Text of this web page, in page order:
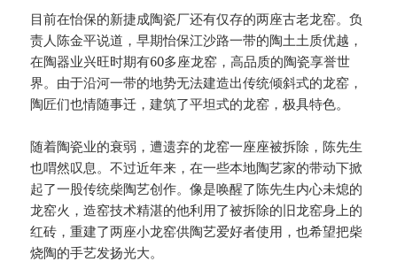
目前在怡保的新捷成陶瓷厂还有仅存的两座古老龙窑。负
责人陈金平说道，早期怡保江沙路一带的陶土土质优越，
在陶器业兴旺时期有60多座龙窑，高品质的陶瓷享誉世
界。由于沿河一带的地势无法建造出传统倾斜式的龙窑，
陶匠们也情随事迁，建筑了平坦式的龙窑，极具特色。
随着陶瓷业的衰弱，遭遗弃的龙窑一座座被拆除，陈先生
也喟然叹息。不过近年来，在一些本地陶艺家的带动下掀
起了一股传统柴陶艺创作。像是唤醒了陈先生内心未熄的
龙窑火，造窑技术精湛的他利用了被拆除的旧龙窑身上的
红砖，重建了两座小龙窑供陶艺爱好者使用，也希望把柴
烧陶的手艺发扬光大。